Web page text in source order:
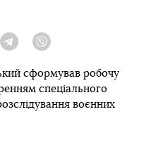
Telegram
сформував робочу
спеціального
воєнних